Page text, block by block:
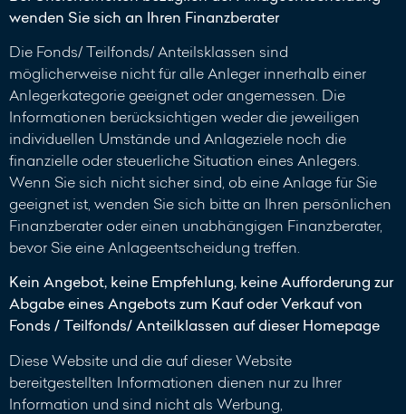
wenden Sie sich an Ihren Finanzberater
Die Fonds/ Teilfonds/ Anteilsklassen sind
möglicherweise nicht für alle Anleger innerhalb einer
Anlegerkategorie geeignet oder angemessen. Die
Informationen berücksichtigen weder die jeweiligen
individuellen Umstände und Anlageziele noch die
finanzielle oder steuerliche Situation eines Anlegers.
Wenn Sie sich nicht sicher sind, ob eine Anlage für Sie
geeignet ist, wenden Sie sich bitte an Ihren persönlichen
Finanzberater oder einen unabhängigen Finanzberater,
bevor Sie eine Anlageentscheidung treffen.
Kein Angebot, keine Empfehlung, keine Aufforderung zur
Abgabe eines Angebots zum Kauf oder Verkauf von
Fonds / Teilfonds/ Anteilklassen auf dieser Homepage
Diese Website und die auf dieser Website
bereitgestellten Informationen dienen nur zu Ihrer
Information und sind nicht als Werbung,